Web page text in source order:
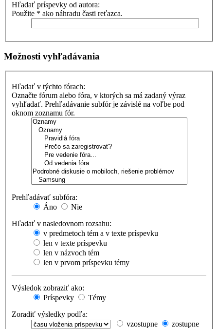
Hľadať príspevky od autora:
Použite * ako náhradu časti reťazca.
Možnosti vyhľadávania
Hľadať v týchto fórach:
Označte fórum alebo fóra, v ktorých sa má zadaný výraz
vyhľadať. Prehľadávanie subfór je závislé na voľbe pod
oknom zoznamu fór.
Prehľadávať subfóra:
Áno
Nie
Hľadať v nasledovnom rozsahu:
v predmetoch tém a v texte príspevku
len v texte príspevku
len v názvoch tém
len v prvom príspevku témy
Výsledok zobraziť ako:
Príspevky
Témy
Zoradiť výsledky podľa:
vzostupne
zostupne